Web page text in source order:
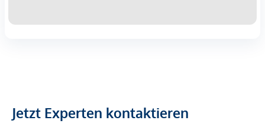
Jetzt Experten kontaktieren